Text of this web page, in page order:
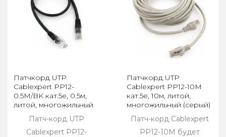
Патчкорд UTP
Cablexpert PP12-
0.5M/BK кат.5e, 0.5м,
литой, многожильный
(черный)
Патч-корд UTP
Cablexpert PP12-
Патчкорд UTP
Cablexpert PP12-10M
кат.5e, 10м, литой,
многожильный (серый)
Патч-корд Cablexpert
PP12-10M будет